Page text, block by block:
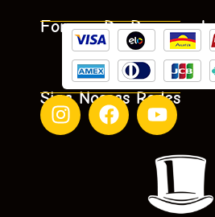
Formas De Pagamento
Siga Nossas Redes